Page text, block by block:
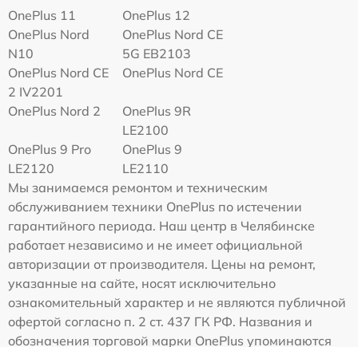
OnePlus 11
OnePlus 12
OnePlus Nord
N10
OnePlus Nord CE
5G EB2103
OnePlus Nord CE
2 IV2201
OnePlus Nord CE
OnePlus Nord 2
OnePlus 9R
LE2100
OnePlus 9 Pro
LE2120
OnePlus 9
LE2110
Мы занимаемся ремонтом и техническим
обслуживанием техники OnePlus по истечении
гарантийного периода. Наш центр в Челябинске
работает независимо и не имеет официальной
авторизации от производителя. Цены на ремонт,
указанные на сайте, носят исключительно
ознакомительный характер и не являются публичной
офертой согласно п. 2 ст. 437 ГК РФ. Названия и
обозначения торговой марки OnePlus упоминаются